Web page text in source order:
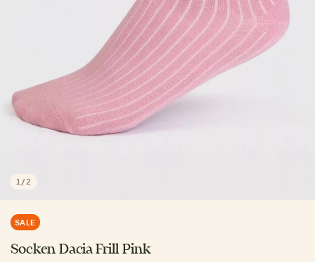
1 /2
SALE
Socken Dacia Frill Pink